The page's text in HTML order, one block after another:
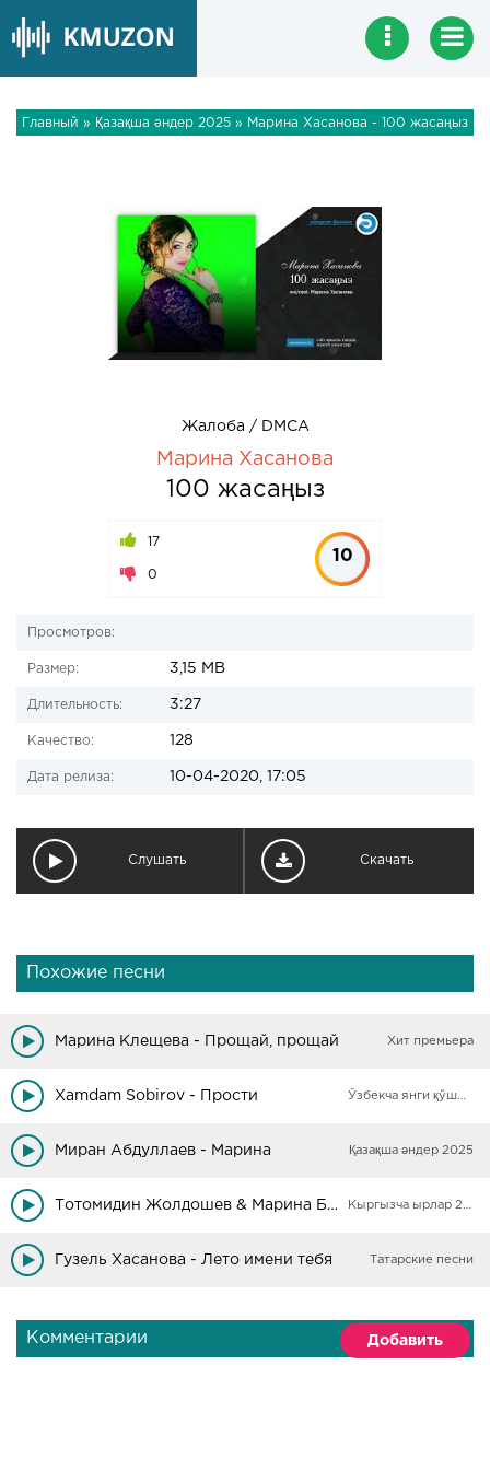
Главный » Қазақша әндер 2025 » Марина Хасанова - 100 жасаңыз
Жалоба / DMCA
Марина Хасанова
100 жасаңыз
17
0
10
Просмотров:
Размер: 3,15 MB
Длительность: 3:27
Качество: 128
Дата релиза: 10-04-2020, 17:05
Слушать Скачать
Похожие песни
Марина Клещева - Прощай, прощай Хит премьера
Xamdam Sobirov - Прости Ўзбекча янги қўшиқлар
Миран Абдуллаев - Марина Қазақша әндер 2025
Тотомидин Жолдошев & Марина Башманова - Суйуу шам чырагы Кыргызча ырлар 2025
Гузель Хасанова - Лето имени тебя Татарские песни
Комментарии Добавить